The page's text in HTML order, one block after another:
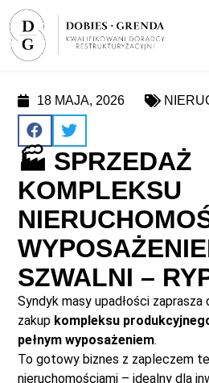
18 MAJA, 2026
🏭 SPRZEDAŻ
KOMPLEKSU
SZWALNI –
Syndyk masy upadłości zaprasza
zakup kompleksu
pełnym wyposażeniem.
To gotowy biznes z zapleczem
nieruchomościami – idealny dla